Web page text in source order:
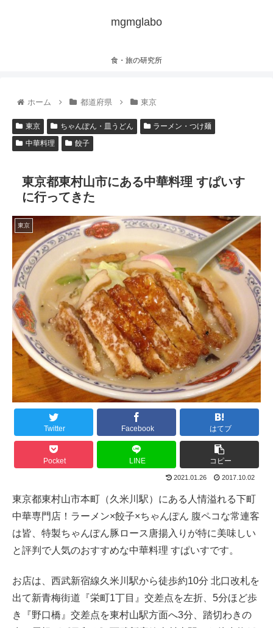
mgmglabo
食・旅の研究所
ホーム 都道府県 東京
東京 ちゃんぽん・皿うどん
ラーメン・つけ麺
中華料理
餃子
東京都東村山市にある中華料理 すぱいす
に行ってきた
東京
Twitter Facebook はてブ
Pocket LINE コピー
2021.01.26 2017.10.02
東京都東村山市本町（久米川駅）にある人情溢れる下町
中華専門店！ラーメン×餃子×ちゃんぽん 腹ペコな常連客
は皆、特製ちゃんぽん豚ロース唐揚入りが特に美味しい
と評判で人気のおすすめな中華料理 すぱいすです。
お店は、西武新宿線久米川駅から徒歩約10分 北口改札を
出て新青梅街道『栄町1丁目』交差点を左折、5分ほど歩
き『野口橋』交差点を東村山駅方面へ3分、踏切わきの